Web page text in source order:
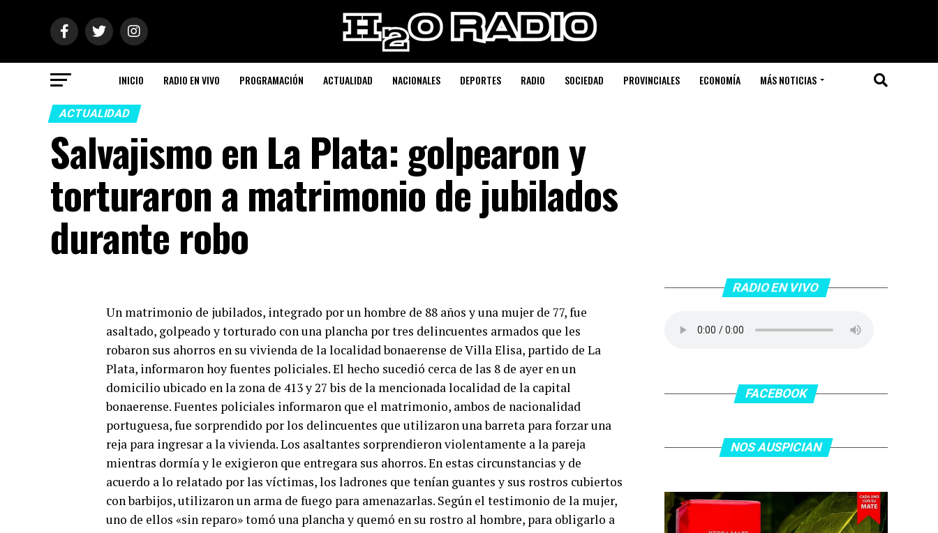
INICIO RADIO EN VIVO PROGRAMACIÓN ACTUALIDAD NACIONALES DEPORTES RADIO SOCIEDAD PROVINCIALES ECONOMÍA MÁS NOTICIAS
ACTUALIDAD
Salvajismo en La Plata: golpearon y
torturaron a matrimonio de jubilados
durante robo
Un matrimonio de jubilados, integrado por un hombre de 88 años y una mujer de 77, fue
asaltado, golpeado y torturado con una plancha por tres delincuentes armados que les
robaron sus ahorros en su vivienda de la localidad bonaerense de Villa Elisa, partido de La
Plata, informaron hoy fuentes policiales. El hecho sucedió cerca de las 8 de ayer en un
domicilio ubicado en la zona de 413 y 27 bis de la mencionada localidad de la capital
bonaerense. Fuentes policiales informaron que el matrimonio, ambos de nacionalidad
portuguesa, fue sorprendido por los delincuentes que utilizaron una barreta para forzar una
reja para ingresar a la vivienda. Los asaltantes sorprendieron violentamente a la pareja
mientras dormía y le exigieron que entregara sus ahorros. En estas circunstancias y de
acuerdo a lo relatado por las víctimas, los ladrones que tenían guantes y sus rostros cubiertos
con barbijos, utilizaron un arma de fuego para amenazarlas. Según el testimonio de la mujer,
uno de ellos «sin reparo» tomó una plancha y quemó en su rostro al hombre, para obligarlo a
RADIO EN VIVO
FACEBOOK
NOS AUSPICIAN